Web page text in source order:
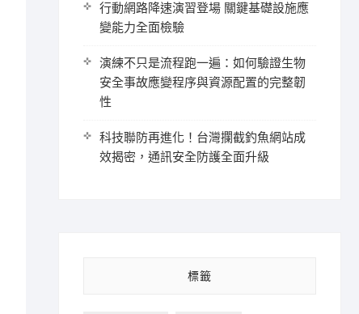
行動網路降速演習登場 關鍵基礎設施應
變能力全面檢驗
演練不只是流程跑一遍：如何驗證生物
安全事故應變程序與資源配置的完整韌
性
科技聯防再進化！台灣攔截釣魚網站成
效揭密，通訊安全防護全面升級
標籤